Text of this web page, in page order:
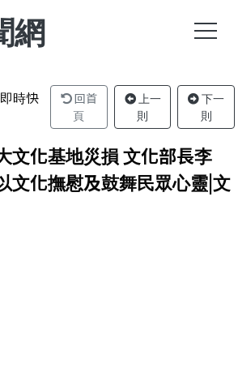
網
即時快
回首
頁
上一
則
下一
則
文化基地災損 文化部長李
文化撫慰及鼓舞民眾心靈|文